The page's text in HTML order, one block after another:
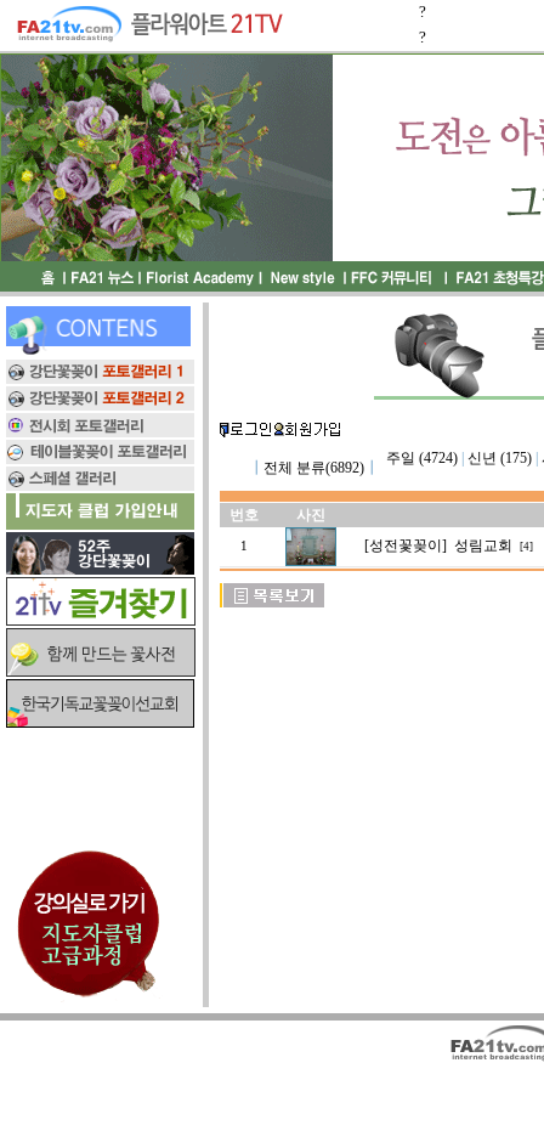
?
?
전체 분류(6892)┃
주일 (4724)| 신년 (175)|
번호 사진
1 [성전꽃꽂이] 성림교회 [4]